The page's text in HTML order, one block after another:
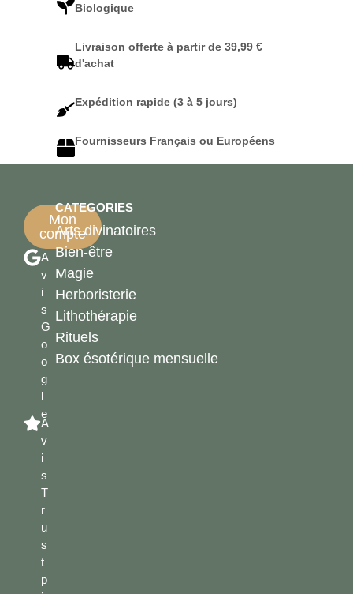
Biologique
Livraison offerte à partir de 39,99 €
d'achat
Expédition rapide (3 à 5 jours)
Fournisseurs Français ou Européens
Mon
compte
A
v
i
s
G
o
o
g
l
e
A
v
i
s
T
r
u
s
t
p
CATEGORIES
Arts divinatoires
Bien-être
Magie
Herboristerie
Lithothérapie
Rituels
Box ésotérique mensuelle